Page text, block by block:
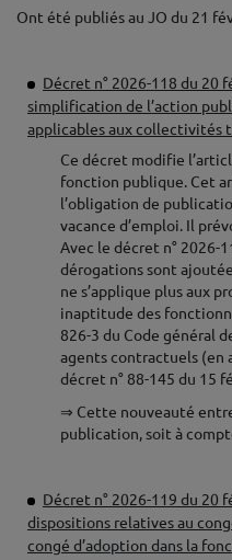
Ont été publiés au JO du 21
Décret n° 2026-118 du 20
simplification de l’action
applicables aux collectivités
Ce décret modifie
fonction publique. Cet
l’obligation de
vacance d’emploi. Il
Avec le décret n° 2026-
dérogations sont
ne s’applique plus aux
inaptitude des
826-3 du Code général
agents contractuels (en
décret n° 88-145 du 15
⇒ Cette nouveauté
publication, soit à
Décret n° 2026-119 du 20
dispositions relatives au
congé d’adoption dans la